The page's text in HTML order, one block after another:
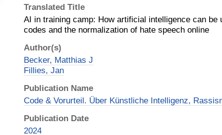
Translated Title
AI in training camp: How artificial intelligence can be
codes and the normalization of hate speech online
Author(s)
Becker, Matthias J
Fillies, Jan
Publication Name
Code & Vorurteil. Über Künstliche Intelligenz,
Publication Date
2024